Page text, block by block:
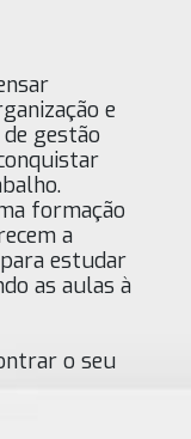
e
gestão
formação
a
estudar
as aulas à
o seu